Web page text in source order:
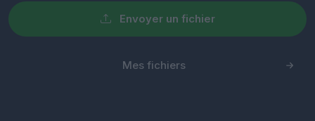
Envoyer un fichier
Mes fichiers